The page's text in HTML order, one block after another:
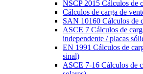
NSCP 2015 Cálculos de
Cálculos de carga de
SAN 10160 Cálculos de
ASCE 7 Cálculos de
independente / placas
EN 1991 Cálculos de
sinal)
ASCE 7-16 Cálculos de